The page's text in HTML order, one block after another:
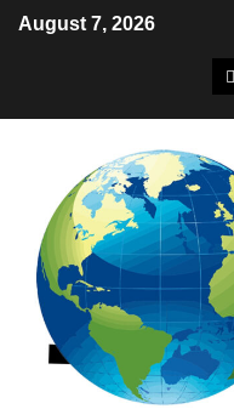
August 7, 2026